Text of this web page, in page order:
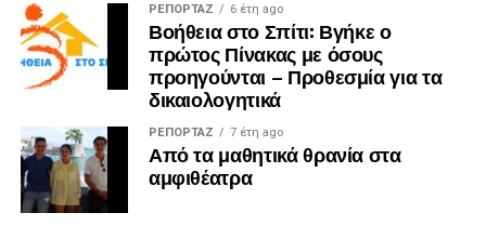
ΡΕΠΟΡΤΑΖ 6 έτη ago
Βοήθεια στο Σπίτι: Βγήκε ο
πρώτος Πίνακας με όσους
προηγούνται – Προθεσμία για τα
δικαιολογητικά
ΡΕΠΟΡΤΑΖ 7 έτη ago
Από τα μαθητικά θρανία στα
αμφιθέατρα